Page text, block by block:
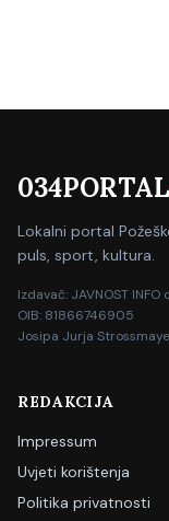
034PORTAL
Lokalni portal
puls, sport, kultura.
Izdavač: JAVNOST INFO
OIB: 81866746905
Josipa Jurja
REDAKCIJA
Impressum
Uvjeti korištenja
Politika privatnosti